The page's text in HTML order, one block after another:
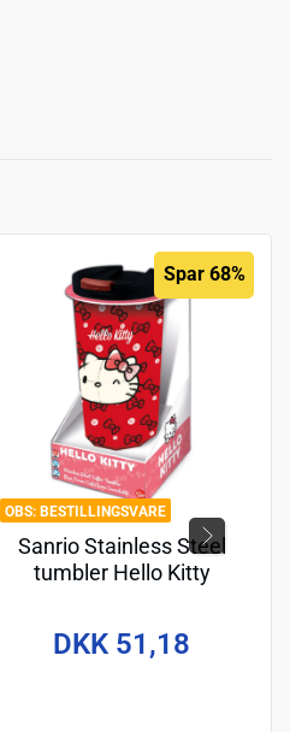
BESTILLINGSVARE
Spar 68%
Sanrio Stainless Steel
tumbler Hello Kitty
DKK 51,18